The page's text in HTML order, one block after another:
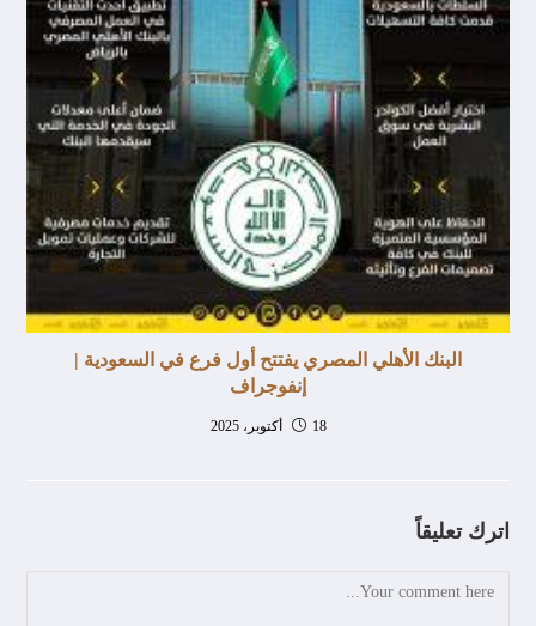
البنك الأهلي المصري يفتتح أول فرع في السعودية |
إنفوجراف
18 أكتوبر، 2025
اترك تعليقاً